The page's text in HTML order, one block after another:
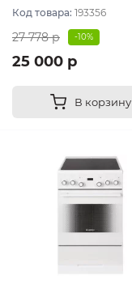
Код товара: 193356
27 778 р -10%
25 000 р
В корзину